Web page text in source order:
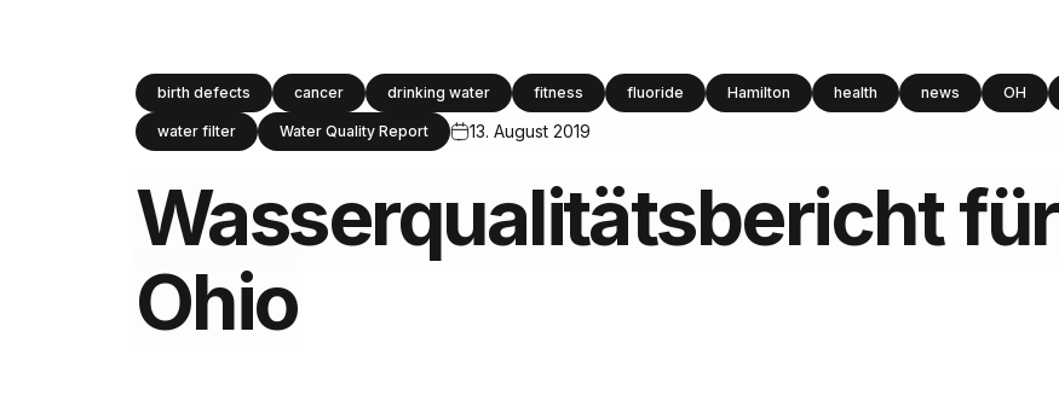
birth defects cancer drinking water fitness fluoride Hamilton health news OH
water filter Water Quality Report 13. August 2019
Wasserqualitätsberichtfür
Ohio